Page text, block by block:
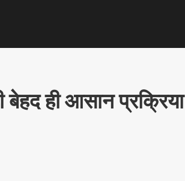
ही आसान प्रक्रिया